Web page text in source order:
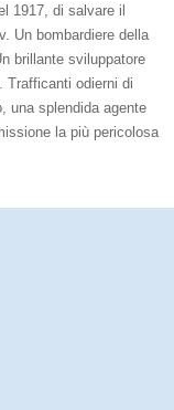
1917, di salvare il
Un bombardiere della
brillante sviluppatore
Trafficanti odierni di
una splendida agente
la più pericolosa